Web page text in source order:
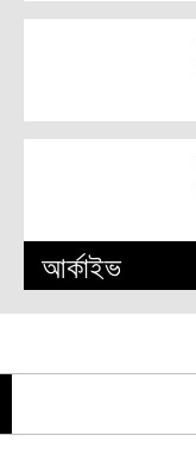
আর্কাইভ